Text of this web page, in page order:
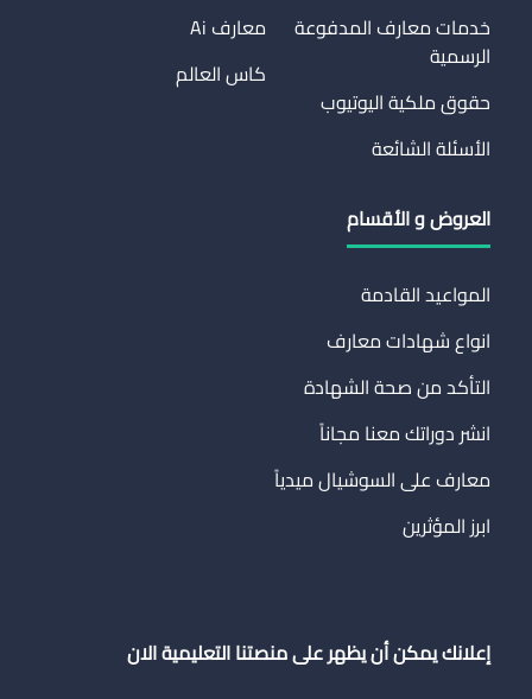
خدمات معارف المدفوعة
الرسمية
حقوق ملكية اليوتيوب
الأسئلة الشائعة
معارف Ai
كاس العالم
العروض و الأقسام
المواعيد القادمة
انواع شهادات معارف
التأكد من صحة الشهادة
انشر دوراتك معنا مجاناً
معارف على السوشيال ميدياً
ابرز المؤثرين
إعلانك يمكن أن يظهر على منصتنا التعليمية الان